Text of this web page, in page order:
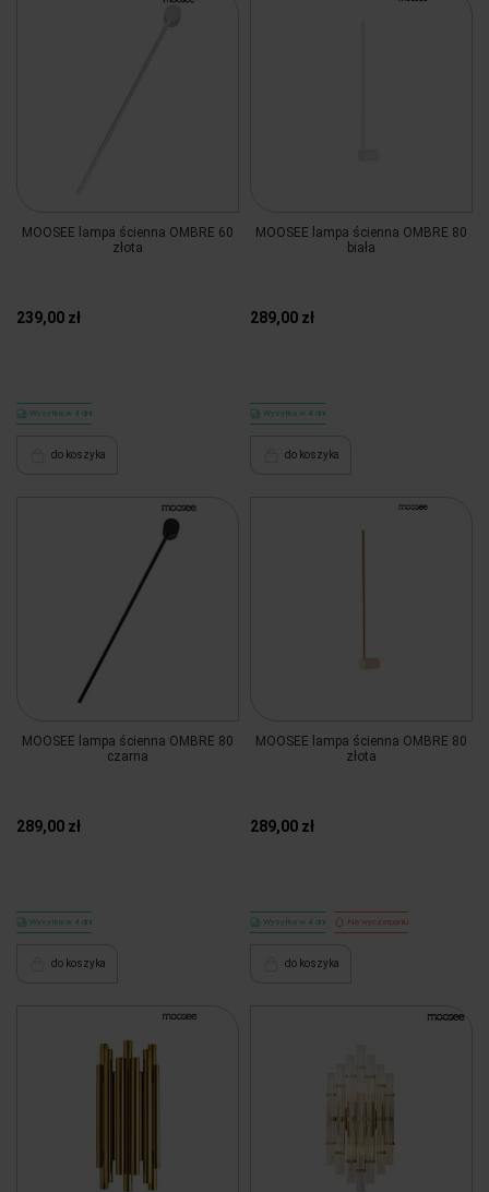
MOOSEE lampa ścienna OMBRE 60
złota
239,00 zł
Wysyłka w 4 dni
do koszyka
MOOSEE lampa ścienna OMBRE 80
biała
289,00 zł
Wysyłka w 4 dni
do koszyka
MOOSEE lampa ścienna OMBRE 80
czarna
289,00 zł
Wysyłka w 4 dni
do koszyka
MOOSEE lampa ścienna OMBRE 80
złota
289,00 zł
Wysyłka w 4 dni Na wyczerpaniu
do koszyka